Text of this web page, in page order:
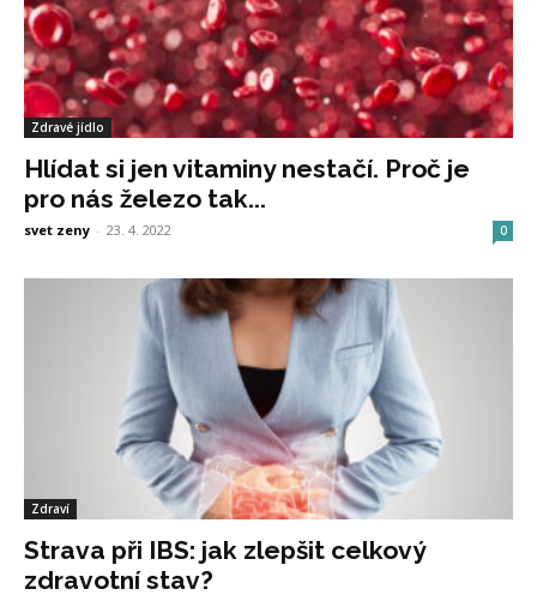
Zdravé jídlo
Hlídat si jen vitaminy nestačí. Proč je
pro nás železo tak...
svet zeny - 23. 4. 2022 0
Zdraví
Strava při IBS: jak zlepšit celkový
zdravotní stav?